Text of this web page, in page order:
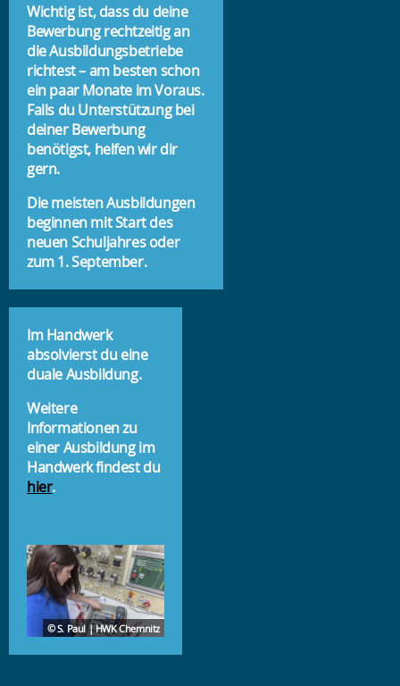
Wichtig ist, dass du deine
Bewerbung rechtzeitig an
die Ausbildungsbetriebe
richtest – am besten schon
ein paar Monate im Voraus.
Falls du Unterstützung bei
deiner Bewerbung
benötigst, helfen wir dir
gern.
Die meisten Ausbildungen
beginnen mit Start des
neuen Schuljahres oder
zum 1. September.
Im Handwerk
absolvierst du eine
duale Ausbildung.
Weitere
Informationen zu
einer Ausbildung im
Handwerk findest du
hier.
© S. Paul | HWK Chemnitz